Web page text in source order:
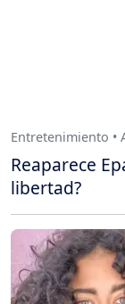
Entretenimiento •
Reaparece
libertad?